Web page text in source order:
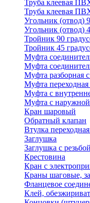
Труба клеевая
Труба клеевая
Угольник (отвод)
Угольник (отвод)
Тройник 90
Тройник 45
Муфта
Муфта
Муфта разборная
Муфта переходная
Муфта с
Муфта с
Кран шаровый
Обратный клапан
Втулка
Заглушка
Заглушка с резьбой
Крестовина
Кран с
Краны шаговые,
Фланцевое
Клей,